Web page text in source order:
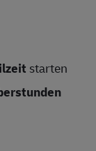
starten